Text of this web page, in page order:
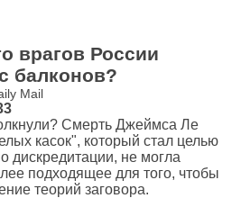
врагов России
балконов?
Mail
Смерть Джеймса Ле
касок", который стал целью
дискредитации, не могла
подходящее для того, чтобы
теорий заговора.